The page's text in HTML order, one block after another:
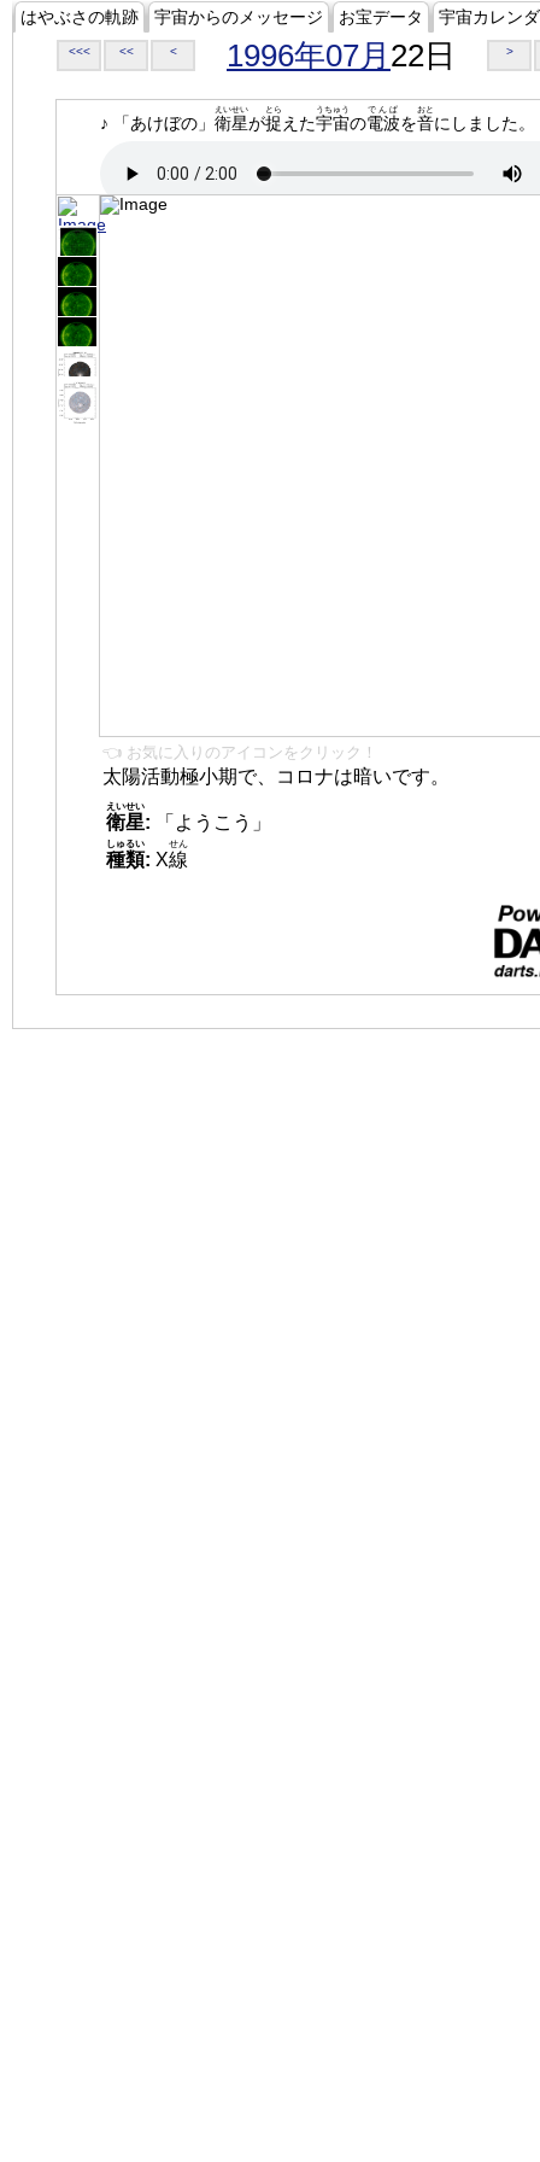
はやぶさの軌跡 宇宙からのメッセージ お宝データ 宇宙カレン
<<< << < 1996年07月 22日 >
♪ 「あけぼの」 衛星
えいせい
が捉
とら
えた宇宙
うちゅう
の電波
でんぱ
を音
おと
にしました。
👈 お気に入りのアイコンをクリック！
太陽活動極小期で、コロナは暗いです。
衛星
えいせい
:
「ようこう」
種類
しゅるい
: X線
せん